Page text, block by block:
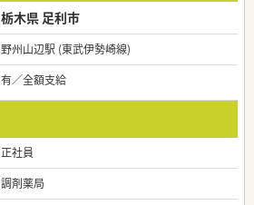
栃木県 足利市
野州山辺駅 (東武伊勢崎線)
有／全額支給
正社員
調剤薬局